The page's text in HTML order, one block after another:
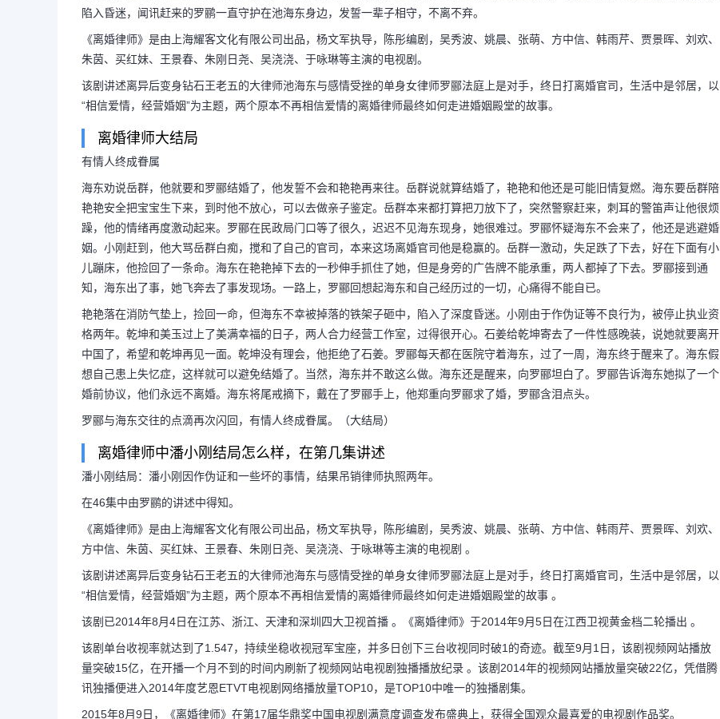
陷入昏迷，闻讯赶来的罗鹂一直守护在池海东身边，发誓一辈子相守，不离不弃。
《离婚律师》是由上海耀客文化有限公司出品，杨文军执导，陈彤编剧，吴秀波、姚晨、张萌、方中信、韩雨芹、贾景晖、刘欢、
朱茵、买红妹、王景春、朱刚日尧、吴浇浇、于咏琳等主演的电视剧。
该剧讲述离异后变身钻石王老五的大律师池海东与感情受挫的单身女律师罗郦法庭上是对手，终日打离婚官司，生活中是邻居，以
“相信爱情，经营婚姻”为主题，两个原本不再相信爱情的离婚律师最终如何走进婚姻殿堂的故事。
离婚律师大结局
有情人终成眷属
海东劝说岳群，他就要和罗郦结婚了，他发誓不会和艳艳再来往。岳群说就算结婚了，艳艳和他还是可能旧情复燃。海东要岳群陪
艳艳安全把宝宝生下来，到时他不放心，可以去做亲子鉴定。岳群本来都打算把刀放下了，突然警察赶来，刺耳的警笛声让他很烦
躁，他的情绪再度激动起来。罗郦在民政局门口等了很久，迟迟不见海东现身，她很难过。罗郦怀疑海东不会来了，他还是逃避婚
姻。小刚赶到，他大骂岳群白痴，搅和了自己的官司，本来这场离婚官司他是稳赢的。岳群一激动，失足跌了下去，好在下面有小
儿蹦床，他捡回了一条命。海东在艳艳掉下去的一秒伸手抓住了她，但是身旁的广告牌不能承重，两人都掉了下去。罗郦接到通
知，海东出了事，她飞奔去了事发现场。一路上，罗郦回想起海东和自己经历过的一切，心痛得不能自已。
艳艳落在消防气垫上，捡回一命，但海东不幸被掉落的铁架子砸中，陷入了深度昏迷。小刚由于作伪证等不良行为，被停止执业资
格两年。乾坤和美玉过上了美满幸福的日子，两人合力经营工作室，过得很开心。石姜给乾坤寄去了一件性感晚装，说她就要离开
中国了，希望和乾坤再见一面。乾坤没有理会，他拒绝了石姜。罗郦每天都在医院守着海东，过了一周，海东终于醒来了。海东假
想自己患上失忆症，这样就可以避免结婚了。当然，海东并不敢这么做。海东还是醒来，向罗郦坦白了。罗郦告诉海东她拟了一个
婚前协议，他们永远不离婚。海东将尾戒摘下，戴在了罗郦手上，他郑重向罗郦求了婚，罗郦含泪点头。
罗郦与海东交往的点滴再次闪回，有情人终成眷属。（大结局）
离婚律师中潘小刚结局怎么样，在第几集讲述
潘小刚结局：潘小刚因作伪证和一些坏的事情，结果吊销律师执照两年。
在46集中由罗鹂的讲述中得知。
《离婚律师》是由上海耀客文化有限公司出品，杨文军执导，陈彤编剧，吴秀波、姚晨、张萌、方中信、韩雨芹、贾景晖、刘欢、
方中信、朱茵、买红妹、王景春、朱刚日尧、吴浇浇、于咏琳等主演的电视剧 。
该剧讲述离异后变身钻石王老五的大律师池海东与感情受挫的单身女律师罗郦法庭上是对手，终日打离婚官司，生活中是邻居，以
“相信爱情，经营婚姻”为主题，两个原本不再相信爱情的离婚律师最终如何走进婚姻殿堂的故事 。
该剧已2014年8月4日在江苏、浙江、天津和深圳四大卫视首播 。《离婚律师》于2014年9月5日在江西卫视黄金档二轮播出 。
该剧单台收视率就达到了1.547，持续坐稳收视冠军宝座，并多日创下三台收视同时破1的奇迹。截至9月1日，该剧视频网站播放
量突破15亿，在开播一个月不到的时间内刷新了视频网站电视剧独播播放纪录 。该剧2014年的视频网站播放量突破22亿，凭借腾
讯独播便进入2014年度艺恩ETVT电视剧网络播放量TOP10，是TOP10中唯一的独播剧集。
2015年8月9日，《离婚律师》在第17届华鼎奖中国电视剧满意度调查发布盛典上，获得全国观众最喜爱的电视剧作品奖。